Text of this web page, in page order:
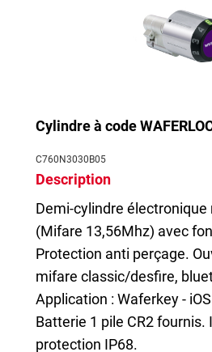
Cylindre à code
C760N3030B05
Description
Demi-cylindre électronique
(Mifare 13,56Mhz) avec
Protection anti perçage.
mifare classic/desfire,
Application : Waferkey -
Batterie 1 pile CR2 fournis.
protection IP68.